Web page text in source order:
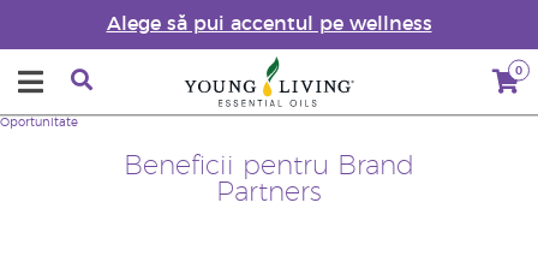
Alege să pui accentul pe wellness
0
Beneficii pentru Brand
Partners
Oportunitate